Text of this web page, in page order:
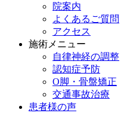
院案内
よくあるご質問
アクセス
施術メニュー
自律神経の調整
認知症予防
O脚・骨盤矯正
交通事故治療
患者様の声